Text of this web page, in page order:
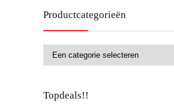
Productcategorieën
Topdeals!!